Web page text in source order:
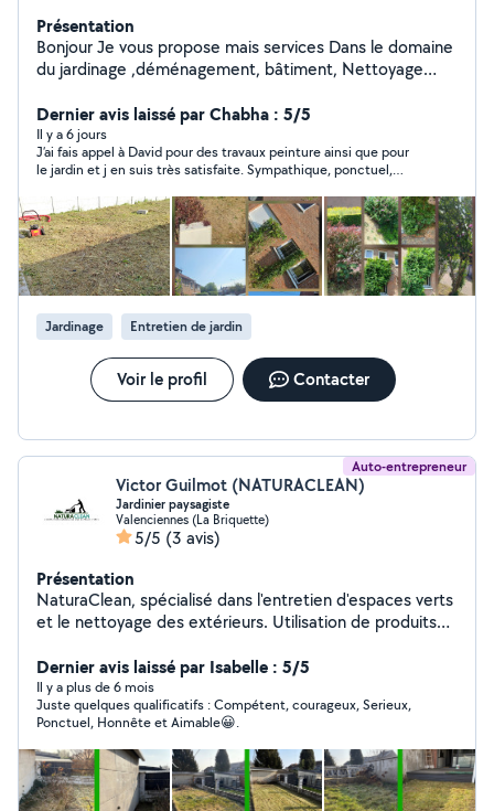
Présentation
Bonjour Je vous propose mais services Dans le domaine
du jardinage ,déménagement, bâtiment, Nettoyage
me contacter pour plus de renseignements
Dernier avis laissé par Chabha : 5/5
Il y a 6 jours
J’ai fais appel à David pour des travaux peinture ainsi que pour
le jardin et j en suis très satisfaite. Sympathique, ponctuel,
Jardinage Entretien de jardin
Voir le profil Contacter
Auto-entrepreneur
Victor Guilmot (NATURACLEAN)
Jardinier paysagiste
Valenciennes (La Briquette)
5/5 (3 avis)
Présentation
NaturaClean, spécialisé dans l'entretien d'espaces verts
et le nettoyage des extérieurs. Utilisation de produits
arbustes -Tonte et entretien gazon -Débroussaillage
-Évacuation des déchets et végétaux Côté nettoyage: -
Nettoyage terrasse -Nettoyage des aménagements
(Clôture, Portail,Pergola) -Nettoyage mobilier de jardin
(salon de jardin,chaises longue ) -Nettoyage sépultures
DEVIS GRATUIT ET SANS ENGAGEMENT ! Pour tous
renseignements n'hésitez pas à me contacter
Dernier avis laissé par Isabelle : 5/5
Il y a plus de 6 mois
Juste quelques qualificatifs : Compétent, courageux, Serieux,
Ponctuel, Honnête et Aimable😀.